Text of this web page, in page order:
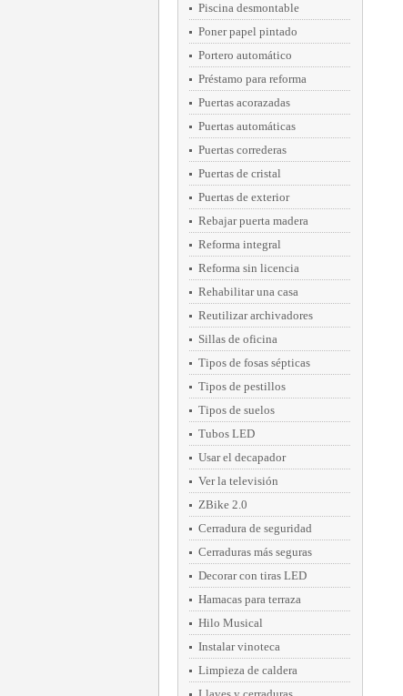
Piscina desmontable
Poner papel pintado
Portero automático
Préstamo para reforma
Puertas acorazadas
Puertas automáticas
Puertas correderas
Puertas de cristal
Puertas de exterior
Rebajar puerta madera
Reforma integral
Reforma sin licencia
Rehabilitar una casa
Reutilizar archivadores
Sillas de oficina
Tipos de fosas sépticas
Tipos de pestillos
Tipos de suelos
Tubos LED
Usar el decapador
Ver la televisión
ZBike 2.0
Cerradura de seguridad
Cerraduras más seguras
Decorar con tiras LED
Hamacas para terraza
Hilo Musical
Instalar vinoteca
Limpieza de caldera